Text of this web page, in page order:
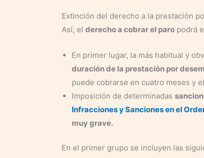
Extinción del derecho a la prestación
Así, el derecho a cobrar el paro podrá
En primer lugar, la más habitual y
duración de la prestación por
puede cobrarse en cuatro meses y
Imposición de determinadas
Infracciones y Sanciones en el
muy grave.
En el primer grupo se incluyen las